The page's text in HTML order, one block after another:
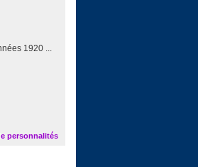
1920 ...
personnalités